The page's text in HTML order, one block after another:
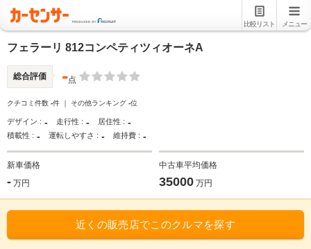
比較リスト メニュー
フェラーリ 812コンペティツィオーネA
総合評価 -点
クチコミ件数 -件 ｜ その他ランキング -位
デザイン : - 走行性 : - 居住性 : -
積載性 : - 運転しやすさ : - 維持費 : -
新車価格
- 万円
中古車平均価格
35000 万円
近くの販売店でこのクルマを探す